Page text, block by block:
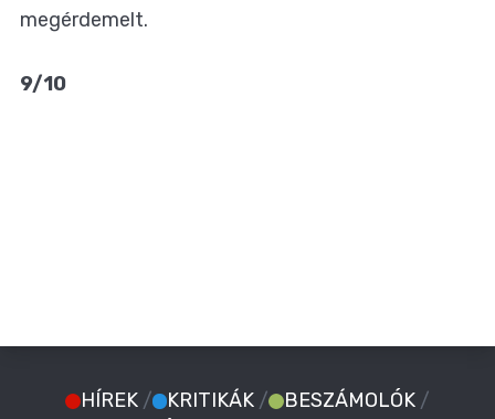
megérdemelt.
9/10
HÍREK / KRITIKÁK / BESZÁMOLÓK /